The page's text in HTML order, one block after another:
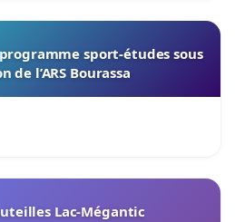
sport-études sous
de l’ARS Bourassa
Lac-Mégantic